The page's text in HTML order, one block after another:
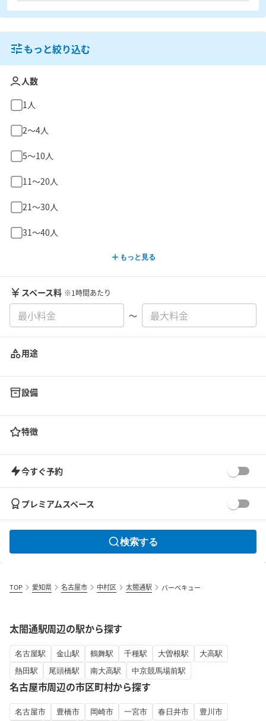
もっと絞り込む
人数
1人
2〜4人
5〜10人
11〜20人
21〜30人
31〜40人
もっと見る
スペース料 ※1時間あたり
〜
用途
設備
特徴
今すぐ予約
プレミアムスペース
検索する
TOP 愛知県 名古屋市 中村区 太閤通駅 バーベキュー
太閤通駅周辺の駅から探す
名古屋駅 金山駅 鶴舞駅 千種駅 大曽根駅
大高駅
熱田駅
尾頭橋駅 南大高駅 中京競馬場前駅
名古屋市周辺の市区町村から探す
名古屋市 豊橋市 岡崎市 一宮市 春日井市
豊川市